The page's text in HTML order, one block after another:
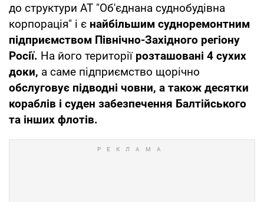
до структури АТ "Об'єднана суднобудівна
корпорація" і є найбільшим судноремонтним
підприємством Північно-Західного регіону
Росії. На його території розташовані 4 сухих
доки, а саме підприємство щорічно
обслуговує підводні човни, а також десятки
кораблів і суден забезпечення Балтійського
та інших флотів.